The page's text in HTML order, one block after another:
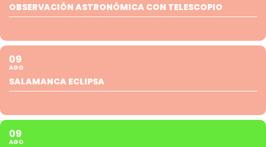
OBSERVACIÓN ASTRONÓMICA CON TELESCOPIO
09
AGO
SALAMANCA ECLIPSA
09
AGO